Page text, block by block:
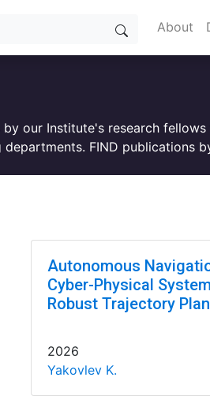
About
our Institute's research fellows
FIND publications
Autonomous
Cyber-Physical
Robust Trajectory
2026
Yakovlev K.